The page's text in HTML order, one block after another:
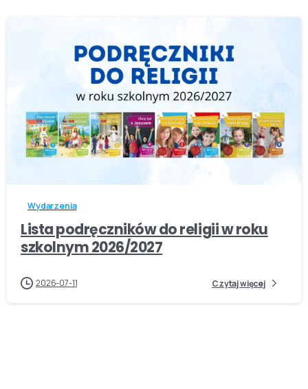
-
Wydarzenia
Lista podręczników do religii w roku
szkolnym 2026/2027
2026-07-11 Czytaj więcej